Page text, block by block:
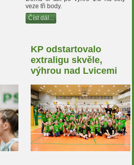
veze tři body.
Číst dál...
KP odstartovalo
extraligu skvěle,
výhrou nad Lvicemi